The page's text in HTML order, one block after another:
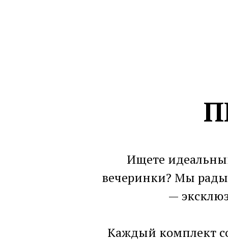
Ищете
вечеринки? Мы
—
Каждый комплект